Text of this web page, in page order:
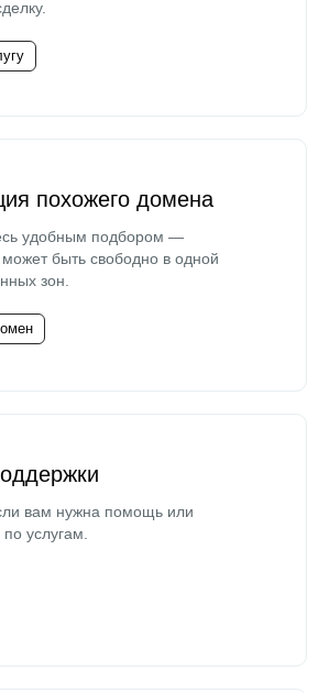
похожего домена
удобным подбором —
быть свободно в одной
зон.
вам нужна помощь или
услугам.